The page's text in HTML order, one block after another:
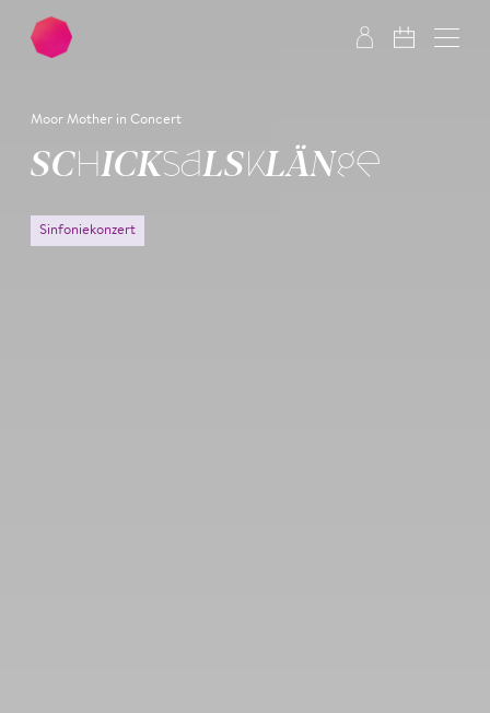
Zum Hauptinhalt springen Zum Footer springen
Moor Mother in Concert
SCHICK­SALS­KLÄNGE
Sinfoniekonzert